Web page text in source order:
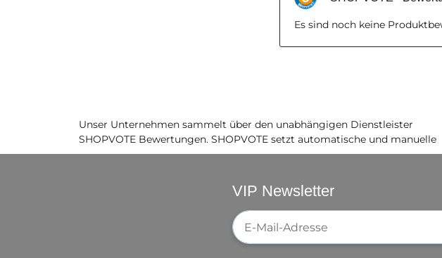
Es sind noch keine
Unser Unternehmen sammelt über den unabhängigen Dienstleister
SHOPVOTE Bewertungen. SHOPVOTE setzt automatische und manuelle
VIP Newsletter
Newsletter-Registrierung